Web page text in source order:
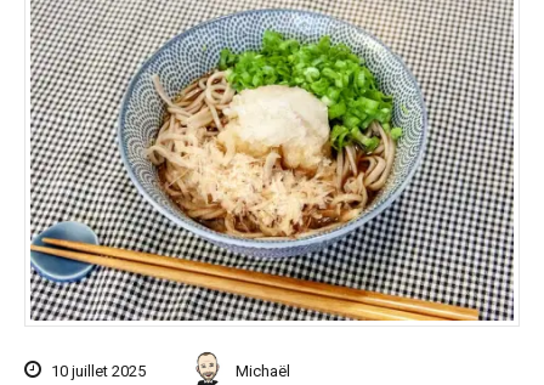
10 juillet 2025
Michaël